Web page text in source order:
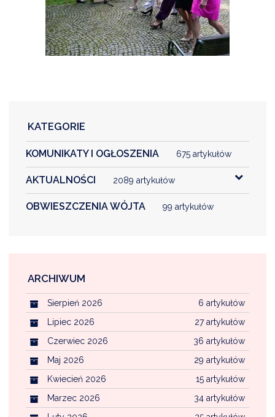
KATEGORIE
KOMUNIKATY I OGŁOSZENIA 675 artykułów
AKTUALNOŚCI 2089 artykułów
OBWIESZCZENIA WÓJTA 99 artykułów
ARCHIWUM
6 artykułów
Sierpień 2026
27 artykułów
Lipiec 2026
36 artykułów
Czerwiec 2026
29 artykułów
Maj 2026
15 artykułów
Kwiecień 2026
34 artykułów
Marzec 2026